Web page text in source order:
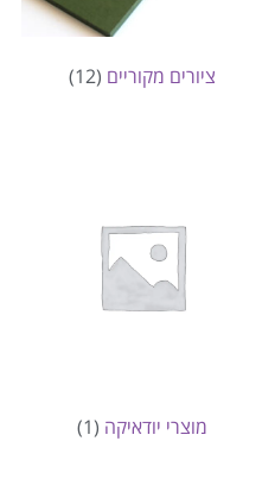
ציורים מקוריים (12)
מוצרי יודאיקה (1)